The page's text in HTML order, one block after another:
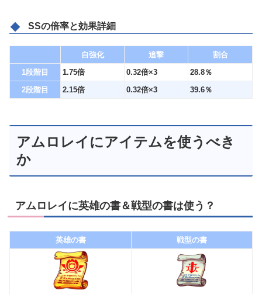
SSの倍率と効果詳細
自強化 追撃
割合
1段階目
1.75倍 0.32倍×3
28.8％
2段階目
2.15倍 0.32倍×3 39.6％
アムロレイにアイテムを使うべき
か
アムロレイに英雄の書＆戦型の書は使う？
英雄の書 戦型の書